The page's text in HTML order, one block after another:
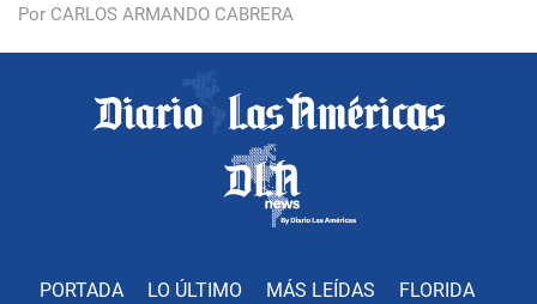
Por CARLOS ARMANDO CABRERA
PORTADA LO ÚLTIMO MÁS LEÍDAS FLORIDA